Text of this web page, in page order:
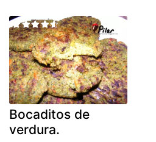
Bocaditos de
verdura.